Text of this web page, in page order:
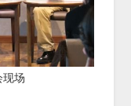
现场